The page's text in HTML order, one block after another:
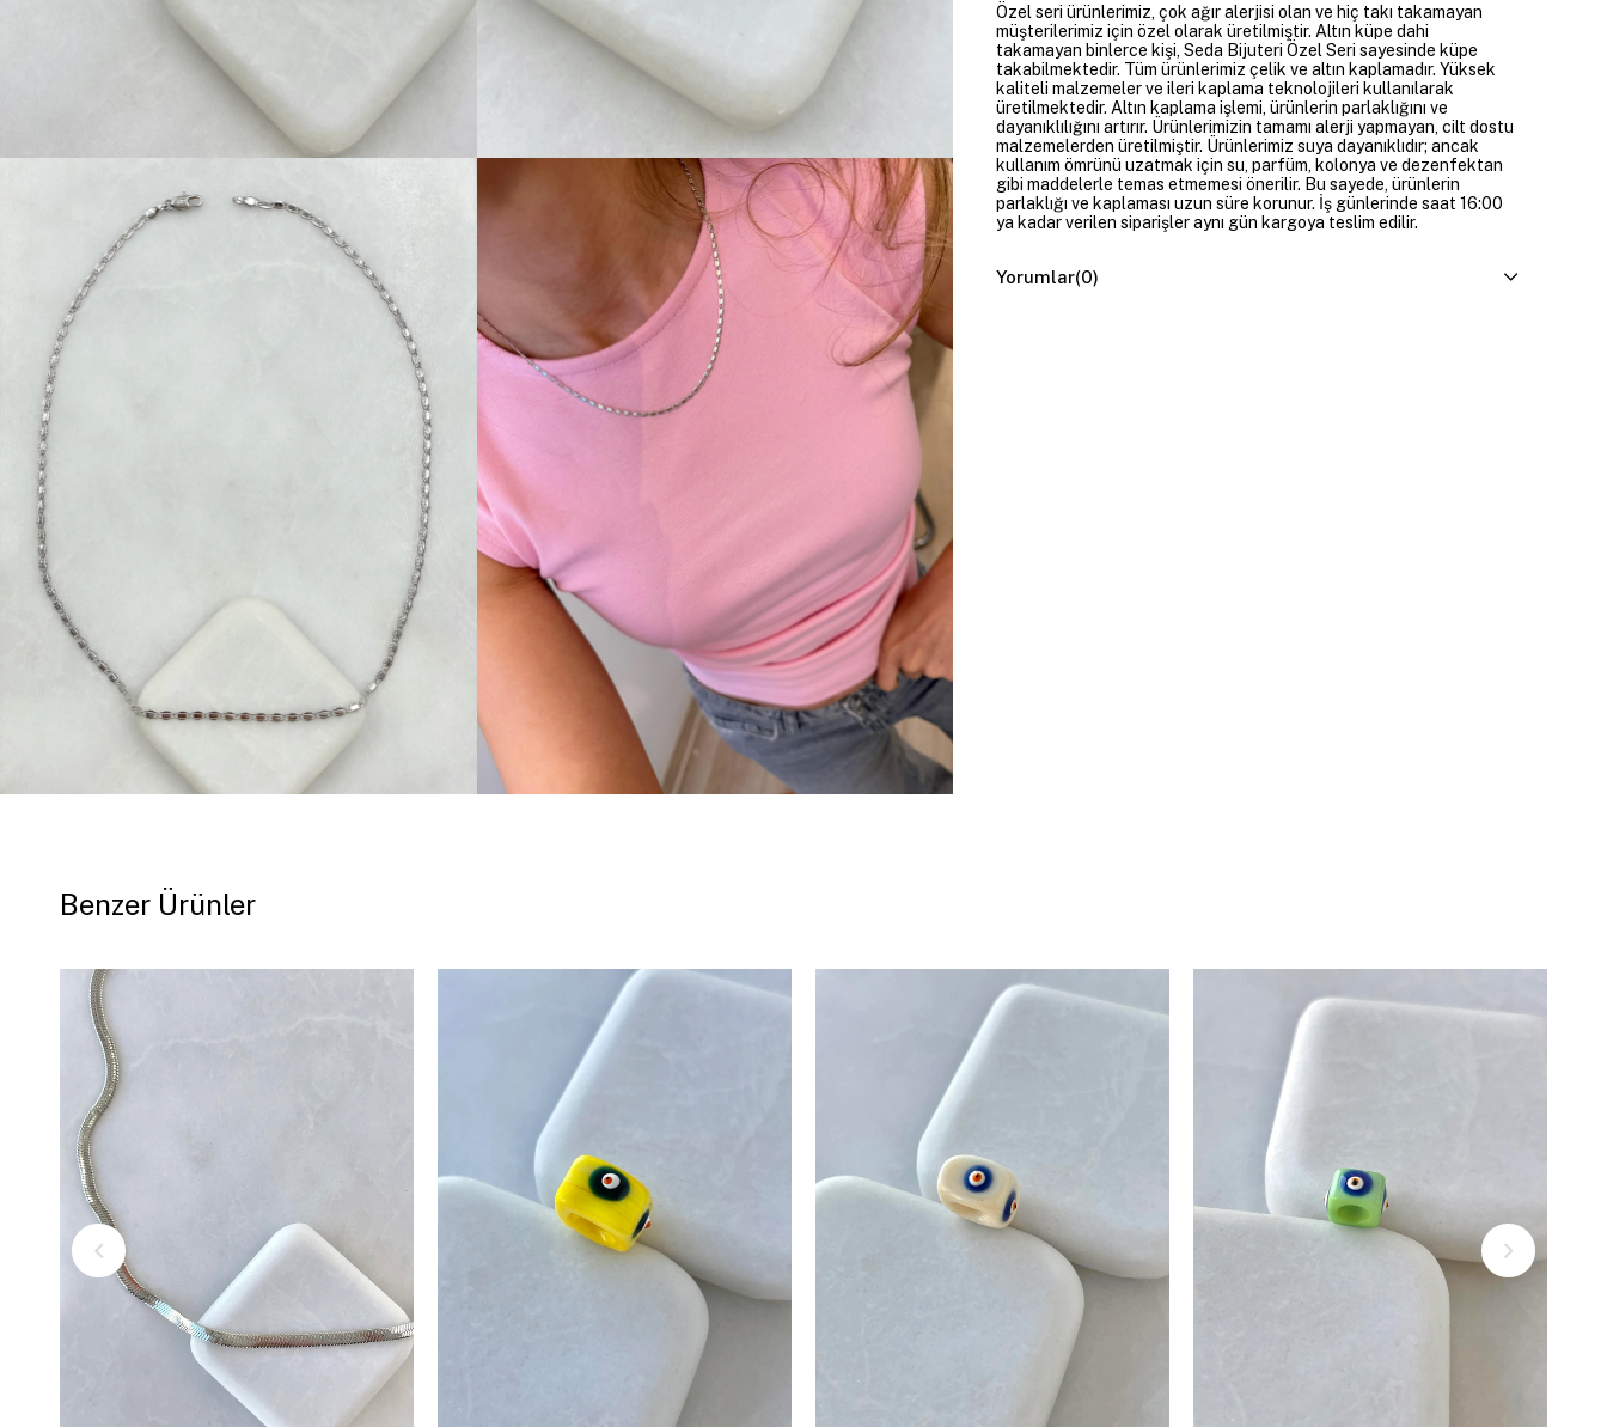
Özel seri ürünlerimiz, çok ağır alerjisi olan ve hiç takı takamayan
müşterilerimiz için özel olarak üretilmiştir. Altın küpe dahi
takamayan binlerce kişi, Seda Bijuteri Özel Seri sayesinde küpe
takabilmektedir. Tüm ürünlerimiz çelik ve altın kaplamadır. Yüksek
kaliteli malzemeler ve ileri kaplama teknolojileri kullanılarak
üretilmektedir. Altın kaplama işlemi, ürünlerin parlaklığını ve
dayanıklılığını artırır. Ürünlerimizin tamamı alerji yapmayan, cilt dostu
malzemelerden üretilmiştir. Ürünlerimiz suya dayanıklıdır; ancak
kullanım ömrünü uzatmak için su, parfüm, kolonya ve dezenfektan
gibi maddelerle temas etmemesi önerilir. Bu sayede, ürünlerin
parlaklığı ve kaplaması uzun süre korunur. İş günlerinde saat 16:00
ya kadar verilen siparişler aynı gün kargoya teslim edilir.
Yorumlar(0)
Benzer Ürünler